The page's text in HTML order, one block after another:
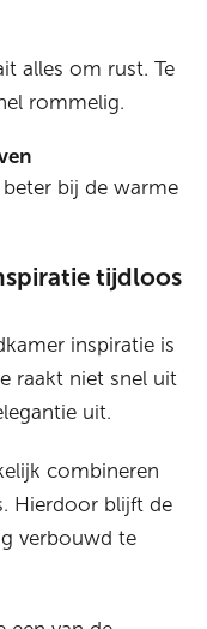
alles om rust. Te
rommelig.
bij de warme
tijdloos
inspiratie is
raakt niet snel uit
uit.
combineren
Hierdoor blijft de
verbouwd te